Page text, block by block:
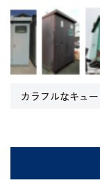
カラフルなキュ